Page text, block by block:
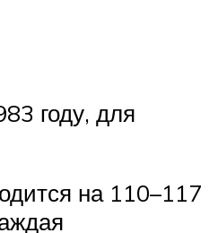
году, для
на 110–117